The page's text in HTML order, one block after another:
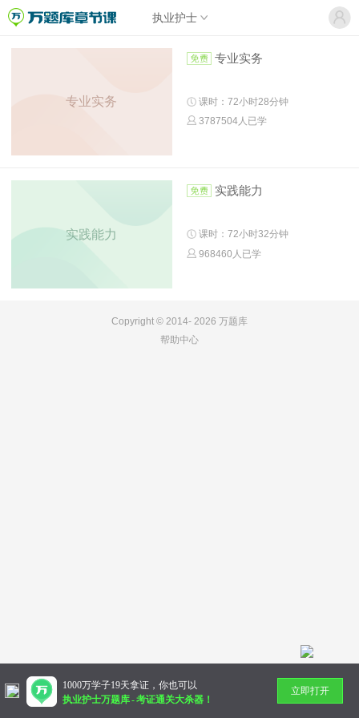
执业护士
专业实务
专业实务
课时：72小时28分钟
3787504人已学
实践能力
实践能力
课时：72小时32分钟
968460人已学
Copyright © 2014- 2026 万题库
帮助中心
1000万学子19天拿证，你也可以
执业护士万题库-考证通关大杀器！
立即打开